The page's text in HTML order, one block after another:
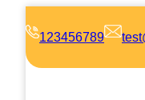
123456789